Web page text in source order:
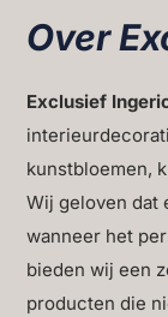
Over
Exclusief
kunstbloemen,
Wij geloven dat
wanneer het
bieden wij een
producten die